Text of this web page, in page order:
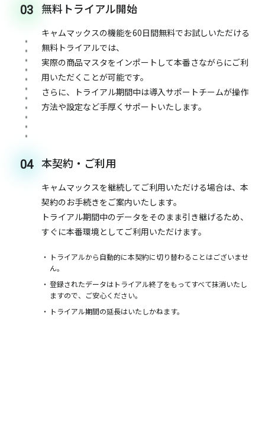
03 無料トライアル開始
キャムマックスの機能を60日間無料でお試しいただける
無料トライアルでは、
実際の商品マスタをインポートして本番さながらにご利
用いただくことが可能です。
さらに、トライアル期間中は導入サポートチームが操作
方法や設定など手厚くサポートいたします。
04 本契約・ご利用
キャムマックスを継続してご利用いただける場合は、本
契約のお手続きをご案内いたします。
トライアル期間中のデータをそのまま引き継げるため、
すぐに本番環境としてご利用いただけます。
トライアルから自動的に本契約に切り替わることはございませ
ん。
登録されたデータはトライアル終了をもってすべて抹消いたし
ますので、ご安心ください。
トライアル期間の延長はいたしかねます。